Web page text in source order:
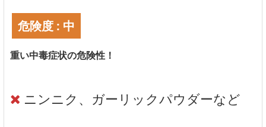
危険度 : 中
重い中毒症状の危険性！
ニンニク、ガーリックパウダーなど